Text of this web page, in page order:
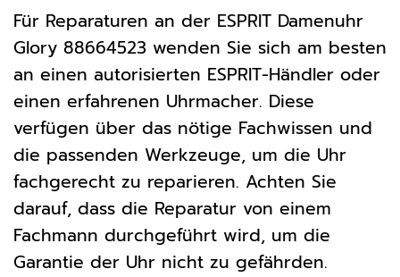
Für Reparaturen an der ESPRIT Damenuhr
Glory 88664523 wenden Sie sich am besten
an einen autorisierten ESPRIT-Händler oder
einen erfahrenen Uhrmacher. Diese
verfügen über das nötige Fachwissen und
die passenden Werkzeuge, um die Uhr
fachgerecht zu reparieren. Achten Sie
darauf, dass die Reparatur von einem
Fachmann durchgeführt wird, um die
Garantie der Uhr nicht zu gefährden.